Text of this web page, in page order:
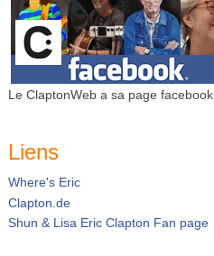
Le ClaptonWeb a sa page facebook
Liens
Where's Eric
Clapton.de
Shun & Lisa Eric Clapton Fan page